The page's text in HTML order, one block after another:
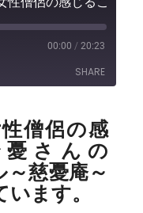
00:00 / 20:23
SHARE
僧侶の感
さんの
慈憂庵～
ます。